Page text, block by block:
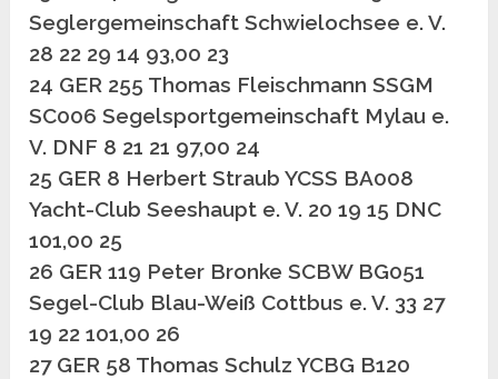
Seglergemeinschaft Schwielochsee e. V.
28 22 29 14 93,00 23
24 GER 255 Thomas Fleischmann SSGM
SC006 Segelsportgemeinschaft Mylau e.
V. DNF 8 21 21 97,00 24
25 GER 8 Herbert Straub YCSS BA008
Yacht-Club Seeshaupt e. V. 20 19 15 DNC
101,00 25
26 GER 119 Peter Bronke SCBW BG051
Segel-Club Blau-Weiß Cottbus e. V. 33 27
19 22 101,00 26
27 GER 58 Thomas Schulz YCBG B120